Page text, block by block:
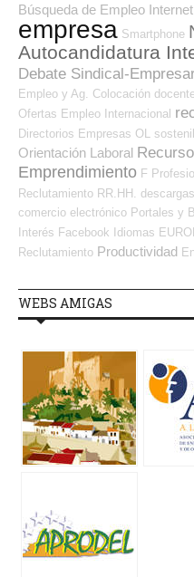
Búsqueda de Empleo Internet
empresa Smartphone
Autocandidatura
Debate Sindical-
Empleo y Ag. Colocación
Ofertas Empleo Internacional
Directorios Empresas OL
Orientación Laboral
Emprendimiento F
Reclutamiento RR.HH.
descargas
comercio electrónico Portales y
Interés Facebook Idiomas
Reclutamiento Productividad
WEBS AMIGAS